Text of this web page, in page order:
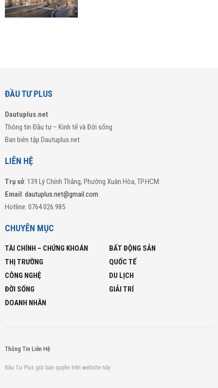
ĐẦU TƯ PLUS
Dautuplus.net
Thông tin Đầu tư – Kinh tế và Đời sống
Ban biên tập Dautuplus.net
LIÊN HỆ
Trụ sở: 139 Lý Chính Thắng, Phường Xuân Hòa, TP.HCM.
Email: dautuplus.net@gmail.com
Hotline: 0764.026.985
CHUYÊN MỤC
TÀI CHÍNH – CHỨNG KHOÁN
BẤT ĐỘNG SẢN
THỊ TRƯỜNG
QUỐC TẾ
CÔNG NGHỆ
DU LỊCH
ĐỜI SỐNG
GIẢI TRÍ
DOANH NHÂN
Thông Tin Liên Hệ
Đầu Tư Plus giữ bản quyền trên website này